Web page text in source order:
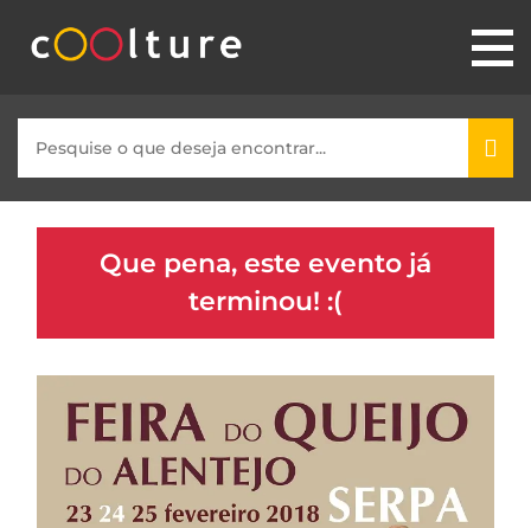
Que pena, este evento já
terminou! :(